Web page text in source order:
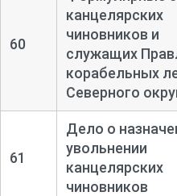
60
канцелярских
чиновников и
служащих
корабельных
Северного
61
Дело о
увольнении
канцелярских
чиновников